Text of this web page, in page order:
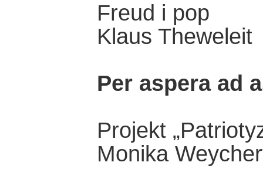
Freud i pop
Klaus Theweleit
Per aspera ad
Projekt
Monika